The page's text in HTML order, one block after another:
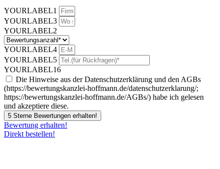
YOURLABEL1
YOURLABEL3
YOURLABEL2
YOURLABEL4
YOURLABEL5
YOURLABEL16
Die Hinweise aus der Datenschutzerklärung und den AGBs
(https://bewertungskanzlei-hoffmann.de/datenschutzerklarung/;
https://bewertungskanzlei-hoffmann.de/AGBs/) habe ich gelesen
und akzeptiere diese.
5 Sterne Bewertungen erhalten!
Bewertung erhalten!
Direkt bestellen!